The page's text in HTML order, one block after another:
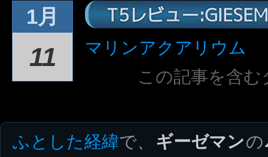
1月
11
T5レビュー
マリンアクアリウム
この記事を含
ふとした経緯で、 ギーゼマンの